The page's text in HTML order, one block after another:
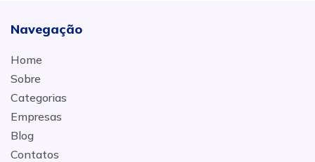
Navegação
Home
Sobre
Categorias
Empresas
Blog
Contatos